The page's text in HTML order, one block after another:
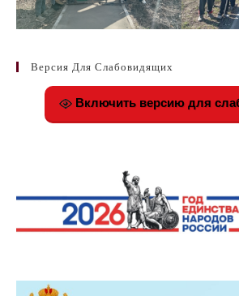
Версия Для Слабовидящих
Включить версию для